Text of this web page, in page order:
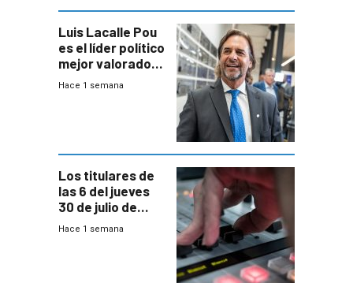
Luis Lacalle Pou
es el líder político
mejor valorado
del país, según
Hace 1 semana
Los titulares de
las 6 del jueves
30 de julio de
2026
Hace 1 semana